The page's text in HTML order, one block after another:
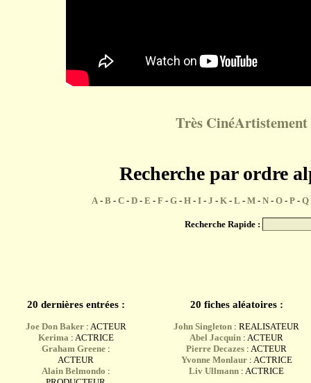
Très CinéArtistement
Recherche par ordre
A - B - C - D - E - F - G - H - I - J - K - L - M - N - O - P - Q
Recherche Rapide :
20 dernières entrées :
Joe Don Baker: ACTEUR
Kerima : ACTRICE
Graham Greene:
ACTEUR
Alain Belmondo :
20 fiches aléatoires :
John Singleton : REALISATEUR
Abel Jacquin : ACTEUR
Pierre Decazes : ACTEUR
Yvonne Monlaur: ACTRICE
Liv Ullmann : ACTRICE